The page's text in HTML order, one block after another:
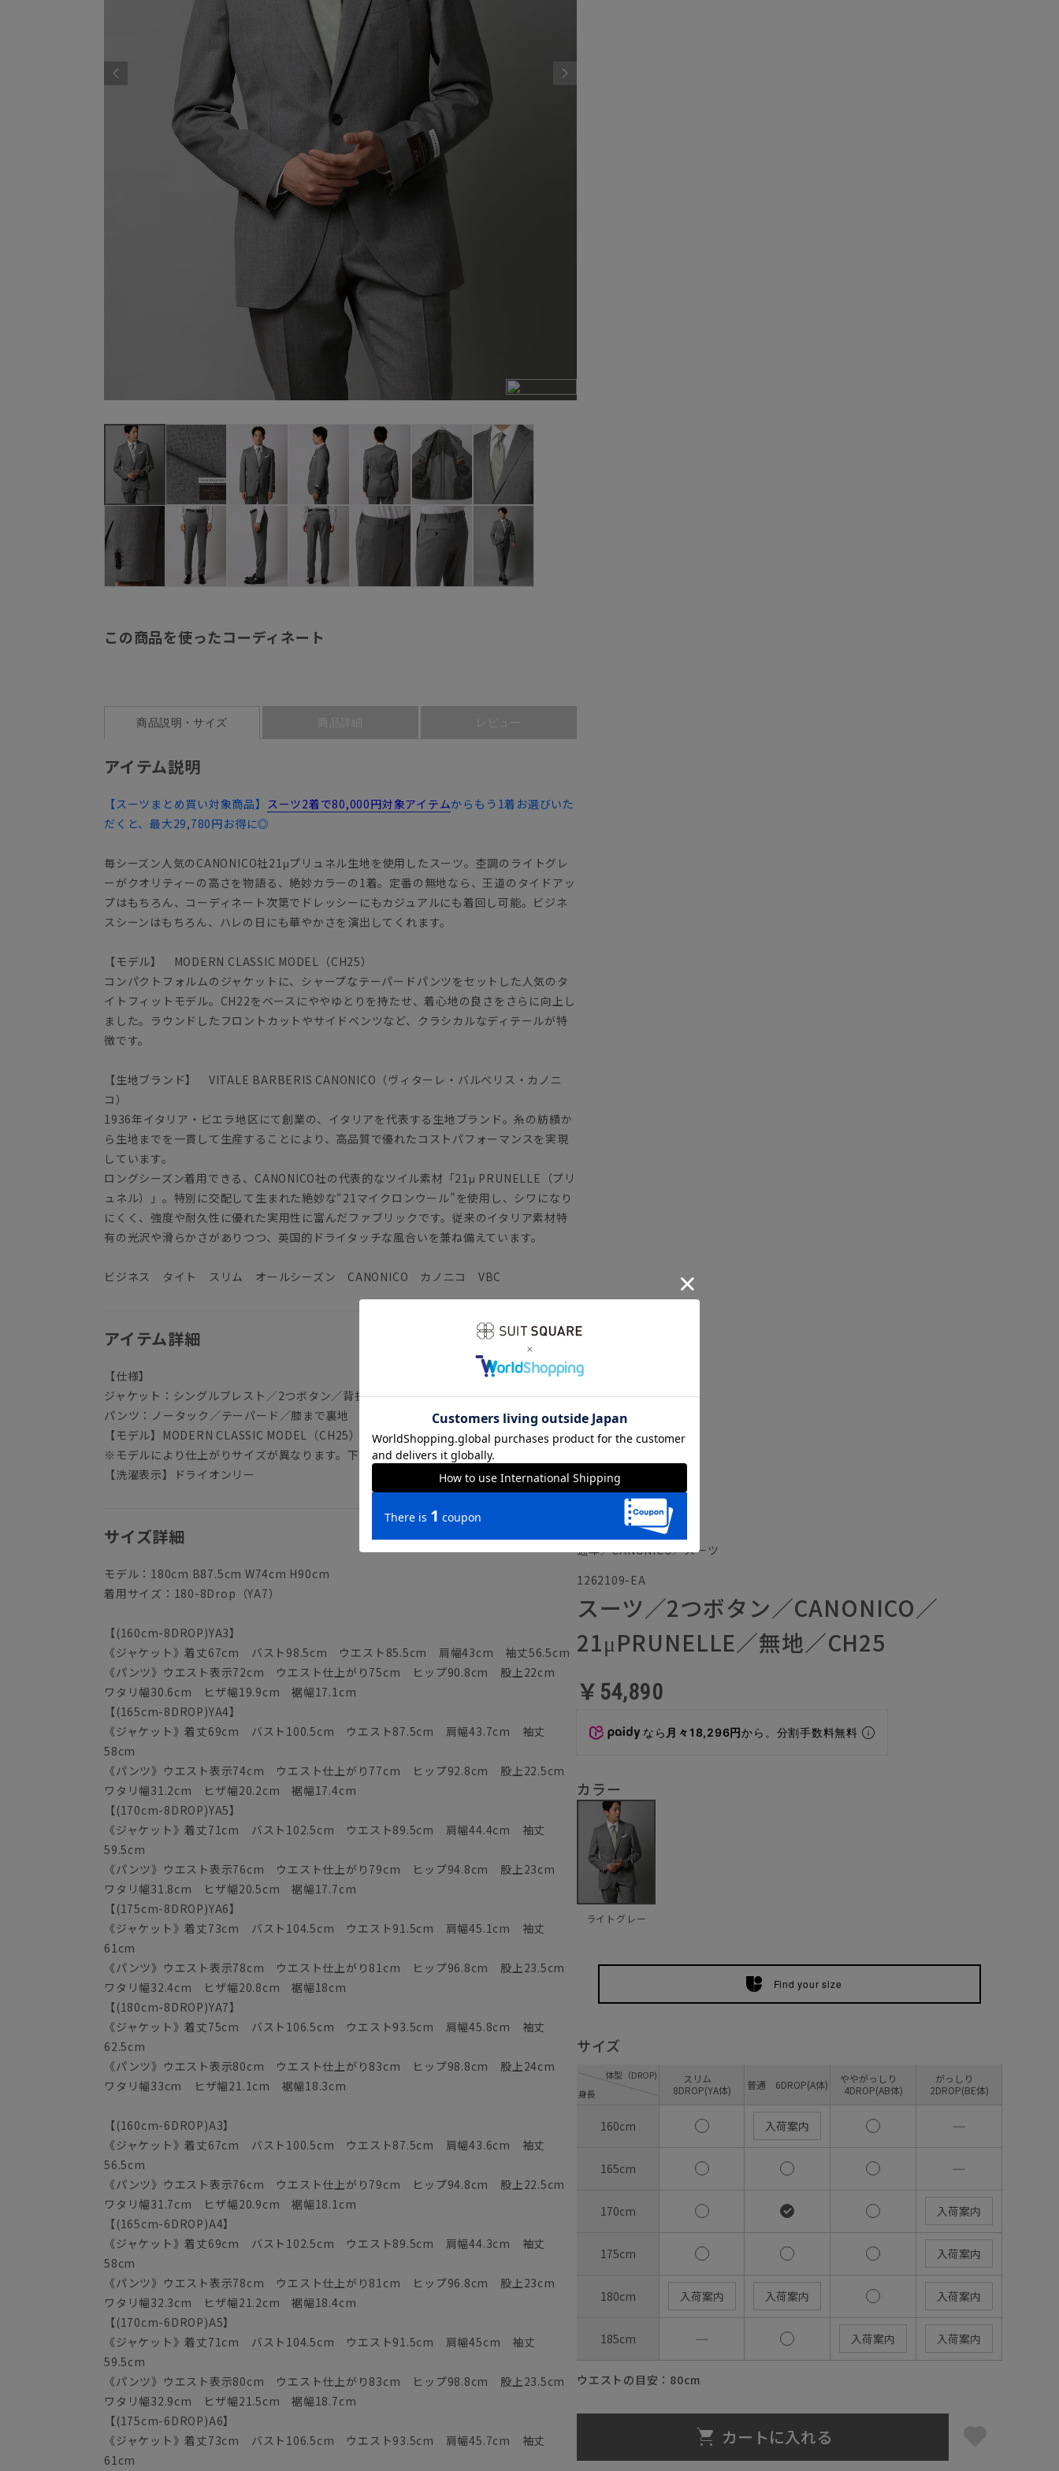
この商品を使ったコーディネート
商品説明・サイズ 商品詳細 レビュー
アイテム説明
【スーツまとめ買い対象商品】 スーツ2着で80,000円対象アイテムからもう1着お選びいた
だくと、最大29,780円お得に◎
毎シーズン人気のCANONICO社21μプリュネル生地を使用したスーツ。杢調のライトグレ
ーがクオリティーの高さを物語る、絶妙カラーの1着。定番の無地なら、王道のタイドアッ
プはもちろん、コーディネート次第でドレッシーにもカジュアルにも着回し可能。ビジネ
スシーンはもちろん、ハレの日にも華やかさを演出してくれます。
【モデル】 MODERN CLASSIC MODEL（CH25）
コンパクトフォルムのジャケットに、シャープなテーパードパンツをセットした人気のタ
イトフィットモデル。CH22をベースにややゆとりを持たせ、着心地の良さをさらに向上し
ました。ラウンドしたフロントカットやサイドベンツなど、クラシカルなディテールが特
徴です。
【生地ブランド】 VITALE BARBERIS CANONICO（ヴィターレ・バルべリス・カノニ
コ）
1936年イタリア・ビエラ地区にて創業の、イタリアを代表する生地ブランド。糸の紡績か
ら生地までを一貫して生産することにより、高品質で優れたコストパフォーマンスを実現
しています。
ロングシーズン着用できる、CANONICO社の代表的なツイル素材「21μ PRUNELLE（プリ
ュネル）」。特別に交配して生まれた絶妙な“21マイクロンウール”を使用し、シワになり
にくく、強度や耐久性に優れた実用性に富んだファブリックです。従来のイタリア素材特
有の光沢や滑らかさがありつつ、英国的ドライタッチな風合いを兼ね備えています。
ビジネス タイト スリム オールシーズン CANONICO カノニコ VBC
アイテム詳細
【仕様】
ジャケット：シングルブレスト／2つボタン／背抜き仕立て／本切羽／サイドベンツ
パンツ：ノータック／テーパード／膝まで裏地
【モデル】MODERN CLASSIC MODEL（CH25）
※モデルにより仕上がりサイズが異なります。下記のサイズ詳細を必ずご確認下さい。
【洗濯表示】ドライオンリー
サイズ詳細
モデル：180cm B87.5cm W74cm H90cm
着用サイズ：180-8Drop（YA7）
【(160cm-8DROP)YA3】
《ジャケット》着丈67cm バスト98.5cm ウエスト85.5cm 肩幅43cm 袖丈56.5cm
《パンツ》ウエスト表示72cm ウエスト仕上がり75cm ヒップ90.8cm 股上22cm
ワタリ幅30.6cm ヒザ幅19.9cm 裾幅17.1cm
【(165cm-8DROP)YA4】
《ジャケット》着丈69cm バスト100.5cm ウエスト87.5cm 肩幅43.7cm 袖丈
58cm
《パンツ》ウエスト表示74cm ウエスト仕上がり77cm ヒップ92.8cm 股上22.5cm
ワタリ幅31.2cm ヒザ幅20.2cm 裾幅17.4cm
【(170cm-8DROP)YA5】
《ジャケット》着丈71cm バスト102.5cm ウエスト89.5cm 肩幅44.4cm 袖丈
59.5cm
《パンツ》ウエスト表示76cm ウエスト仕上がり79cm ヒップ94.8cm 股上23cm
ワタリ幅31.8cm ヒザ幅20.5cm 裾幅17.7cm
【(175cm-8DROP)YA6】
《ジャケット》着丈73cm バスト104.5cm ウエスト91.5cm 肩幅45.1cm 袖丈
61cm
《パンツ》ウエスト表示78cm ウエスト仕上がり81cm ヒップ96.8cm 股上23.5cm
ワタリ幅32.4cm ヒザ幅20.8cm 裾幅18cm
【(180cm-8DROP)YA7】
《ジャケット》着丈75cm バスト106.5cm ウエスト93.5cm 肩幅45.8cm 袖丈
62.5cm
《パンツ》ウエスト表示80cm ウエスト仕上がり83cm ヒップ98.8cm 股上24cm
ワタリ幅33cm ヒザ幅21.1cm 裾幅18.3cm
【(160cm-6DROP)A3】
《ジャケット》着丈67cm バスト100.5cm ウエスト87.5cm 肩幅43.6cm 袖丈
56.5cm
《パンツ》ウエスト表示76cm ウエスト仕上がり79cm ヒップ94.8cm 股上22.5cm
ワタリ幅31.7cm ヒザ幅20.9cm 裾幅18.1cm
【(165cm-6DROP)A4】
《ジャケット》着丈69cm バスト102.5cm ウエスト89.5cm 肩幅44.3cm 袖丈
58cm
《パンツ》ウエスト表示78cm ウエスト仕上がり81cm ヒップ96.8cm 股上23cm
ワタリ幅32.3cm ヒザ幅21.2cm 裾幅18.4cm
【(170cm-6DROP)A5】
《ジャケット》着丈71cm バスト104.5cm ウエスト91.5cm 肩幅45cm 袖丈
59.5cm
《パンツ》ウエスト表示80cm ウエスト仕上がり83cm ヒップ98.8cm 股上23.5cm
ワタリ幅32.9cm ヒザ幅21.5cm 裾幅18.7cm
【(175cm-6DROP)A6】
《ジャケット》着丈73cm バスト106.5cm ウエスト93.5cm 肩幅45.7cm 袖丈
61cm
通年／CANONICO／スーツ
1262109-EA
スーツ／2つボタン／CANONICO／
21μPRUNELLE／無地／CH25
￥54,890
なら 月々18,296円から。分割手数料無料
カラー
ライトグレー
Find your size
サイズ
身長
体型（DROP)
スリム
8DROP(YA体)
普通 6DROP(A体)
ややがっしり
4DROP(AB体)
がっしり
2DROP(BE体)
160cm 入荷案内 ―
165cm ―
170cm 入荷案内
175cm 入荷案内
180cm 入荷案内 入荷案内 入荷案内
185cm ― 入荷案内 入荷案内
ウエストの目安： 80cm
カートに入れる